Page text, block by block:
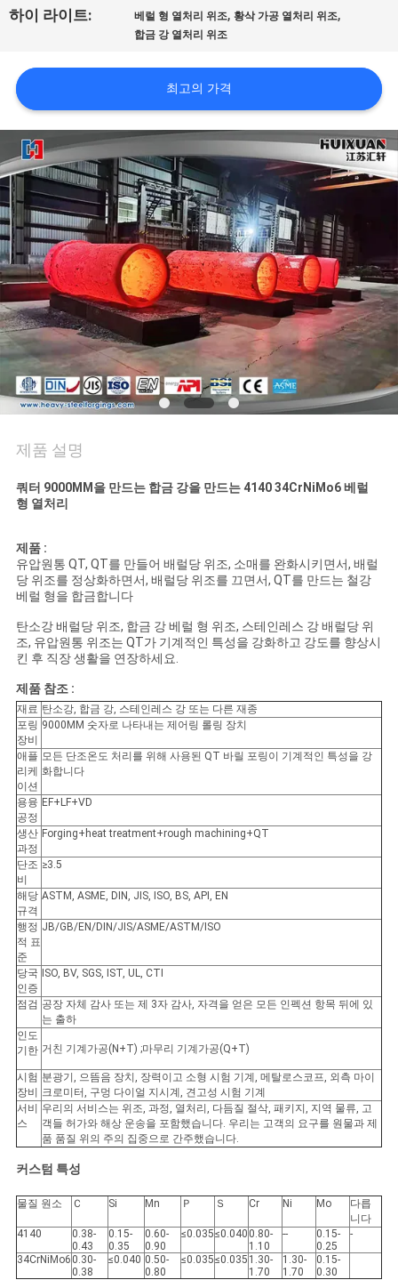
공
여
행
품
질
관
리
사
이
트
맵
POLICY
하이 라이트: 베럴 형 열처리 위조,황삭 가공 열처리 위조,
합금 강 열처리 위조
최고의 가격
제품 설명
쿼터 9000MM을 만드는 합금 강을 만드는 4140 34CrNiMo6베럴
형 열처리
제품 :
유압원통 QT, QT를 만들어 배럴당 위조, 소매를 완화시키면서, 배럴
당 위조를 정상화하면서, 배럴당 위조를 끄면서, QT를 만드는 철강
베럴 형을 합금합니다
탄소강 배럴당 위조, 합금 강 베럴 형 위조, 스테인레스 강 배럴당 위
조, 유압원통 위조는 QT가 기계적인 특성을 강화하고 강도를 향상시
킨 후 직장 생활을 연장하세요.
제품 참조 :
재료 탄소강, 합금 강, 스테인레스 강 또는 다른 재종
포링
장비
9000MM 숫자로 나타내는 제어링 롤링 장치
애플
리케
이션
모든 단조온도 처리를 위해 사용된 QT 바릴 포링이 기계적인 특성을 강
화합니다
용융
공정
EF+LF+VD
생산
과정
Forging+heat treatment+rough machining+QT
단조
비
≥3.5
해당
규격
ASTM, ASME, DIN, JIS, ISO, BS, API, EN
행정
적 표
준
JB/GB/EN/DIN/JIS/ASME/ASTM/ISO
당국
인증
ISO, BV, SGS, IST, UL, CTI
점검 공장 자체 감사 또는 제 3자 감사, 자격을 얻은 모든 인펙션 항목 뒤에 있
는 출하
인도
기한 거친 기계가공(N+T) ;마무리 기계가공(Q+T)
시험
장비
분광기, 으뜸음 장치, 장력이고 소형 시험 기계, 메탈로스코프, 외측 마이
크로미터, 구멍 다이얼 지시계, 견고성 시험 기계
서비
스
우리의 서비스는 위조, 과정, 열처리, 다듬질 절삭, 패키지, 지역 물류, 고
객들 허가와 해상 운송을 포함했습니다. 우리는 고객의 요구를 원물과 제
품 품질 위의 주의 집중으로 간주했습니다.
커스텀 특성
물질 원소 Ｃ Si Mn Ｐ Ｓ Cr Ni Mo
다릅
니다
4140
0.38-
0.43
0.15-
0.35
0.60-
0.90
≤0.035≤0.040 0.80-
1.10
--
0.15-
0.25
-
34CrNiMo6 0.30-
0.38
≤0.040 0.50-
0.80
≤0.035≤0.035 1.30-
1.70
1.30-
1.70
0.15-
0.30